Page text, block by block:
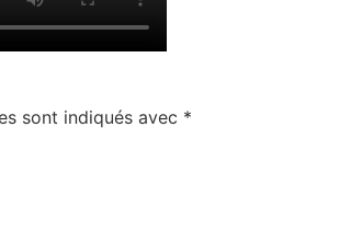
sont indiqués avec *